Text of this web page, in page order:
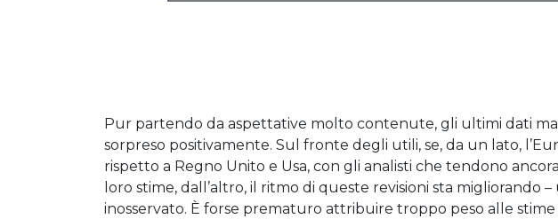
Pur partendo da aspettative molto contenute, gli ultimi dati
sorpreso positivamente. Sul fronte degli utili, se, da un lato,
rispetto a Regno Unito e Usa, con gli analisti che tendono
loro stime, dall’altro, il ritmo di queste revisioni sta migliorando
inosservato. È forse prematuro attribuire troppo peso alle stime